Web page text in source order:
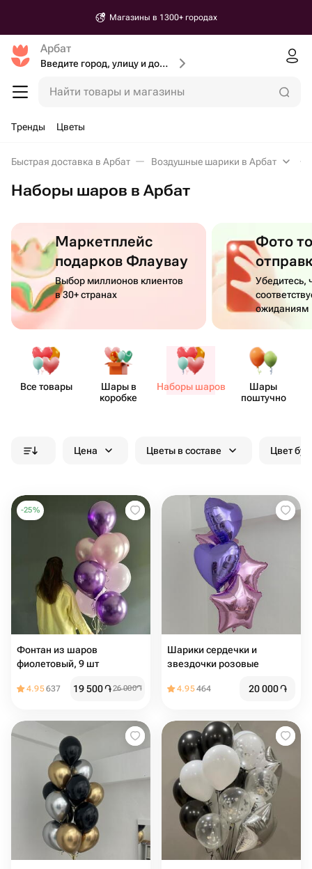
Магазины в 1300+ городах
Арбат
Введите город, улицу и дом доставки
Найти товары и магазины
Тренды Цветы
Быстрая доставка в Арбат Воздушные шарики в Арбат
Наборы шаров в Арбат
Маркетплейс
подарков Флаувау
Выбор миллионов клиентов
в 30+ странах
Фото
Убедитесь,
ожиданиям
Все товары
Шары в
коробке
Наборы шаров
Шары
поштучно
Цена Цветы в составе Цвет
-25%
Фонтан из шаров
фиолетовый, 9 шт
4.95637 19 500֏26 000֏
Шарики сердечки и
звездочки розовые
4.95464 20 000֏